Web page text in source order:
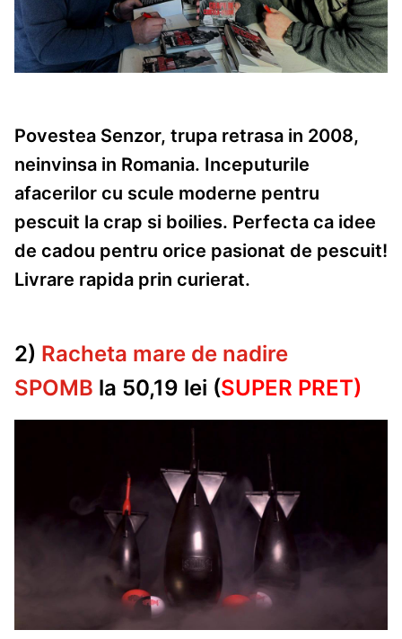
Povestea Senzor, trupa retrasa in 2008,
neinvinsa in Romania. Inceputurile
afacerilor cu scule moderne pentru
pescuit la crap si boilies. Perfecta ca idee
de cadou pentru orice pasionat de pescuit!
Livrare rapida prin curierat.
2) Racheta mare de nadire
SPOMB la 50,19 lei (SUPER PRET)